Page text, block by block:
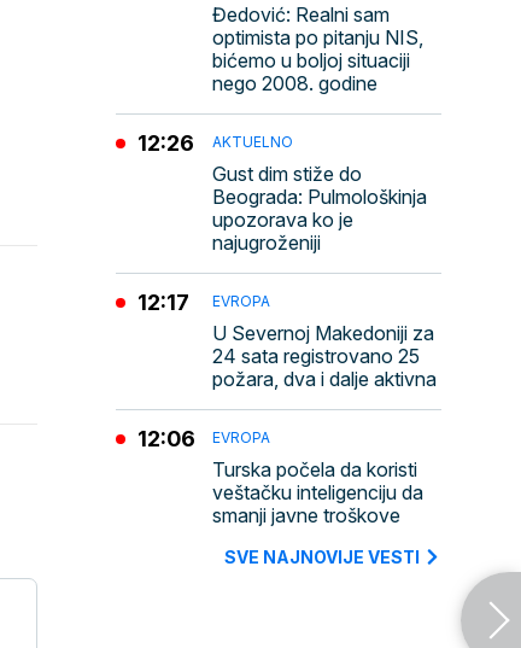
Đedović: Realni sam
optimista po pitanju NIS,
bićemo u boljoj situaciji
nego 2008. godine
AKTUELNO
Gust dim stiže do
Beograda: Pulmološkinja
upozorava ko je
najugroženiji
12:26
EVROPA
U Severnoj Makedoniji za
24 sata registrovano 25
požara, dva i dalje aktivna
12:17
EVROPA
Turska počela da koristi
veštačku inteligenciju da
smanji javne troškove
12:06
SVE NAJNOVIJE VESTI